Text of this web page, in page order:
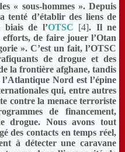
« sous-hommes ». Depuis
tenté d’établir des liens de
biais de l’OTSC [4]. Il ne
efforts, de faire jouer l’Otan
». C’est un fait, l’OTSC
de drogue et des
la frontière afghane, tandis
Nord est l’épine
qui, entre autres
contre la menace terroriste
de financement,
drogue. Nous avons tout
des contacts en temps réel,
à détecter une caravane